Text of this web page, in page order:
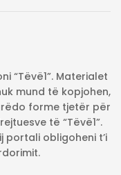
“Tëvë1”. Materialet
mund të kopjohen,
forme tjetër për
të “Tëvë1”.
portali obligoheni t’i